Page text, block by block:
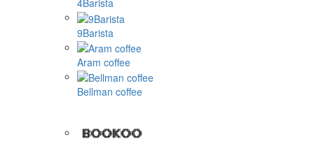
4Barista
9Barista
Aram coffee
Bellman coffee